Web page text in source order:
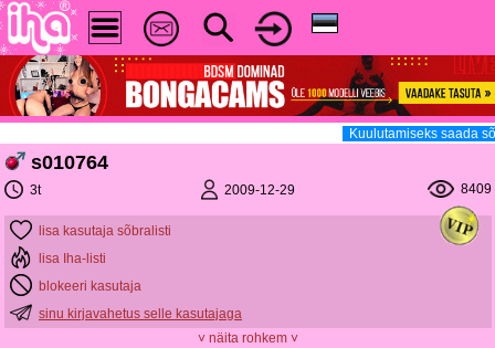
Kuulutamiseks saada
s010764
3t 2009-12-29 8409
lisa kasutaja sõbralisti
lisa Iha-listi
blokeeri kasutaja
sinu kirjavahetus selle kasutajaga
˅ näita rohkem ˅